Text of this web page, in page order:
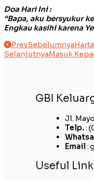
Doa Hari Ini :
“Bapa, aku bersyukur
Engkau kasihi karena
PrevSebelumnya
SelanjutnyaMasuk
GBI
Jl.
Telp. :
Email:
Useful